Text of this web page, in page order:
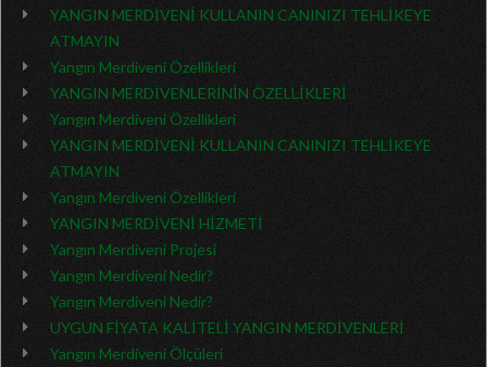
YANGIN MERDİVENİ KULLANIN CANINIZI TEHLİKEYE
ATMAYIN
Yangın Merdiveni Özellikleri
YANGIN MERDİVENLERİNİN ÖZELLİKLERİ
Yangın Merdiveni Özellikleri
YANGIN MERDİVENİ KULLANIN CANINIZI TEHLİKEYE
ATMAYIN
Yangın Merdiveni Özellikleri
YANGIN MERDİVENİ HİZMETİ
Yangın Merdiveni Projesi
Yangın Merdiveni Nedir?
Yangın Merdiveni Nedir?
UYGUN FİYATA KALİTELİ YANGIN MERDİVENLERİ
Yangın Merdiveni Ölçüleri